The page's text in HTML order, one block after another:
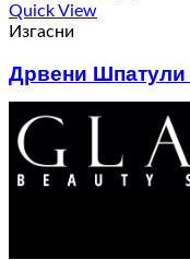
Quick View
Изгасни
Дрвени Шпатули
130ден 465
Price
range:
130